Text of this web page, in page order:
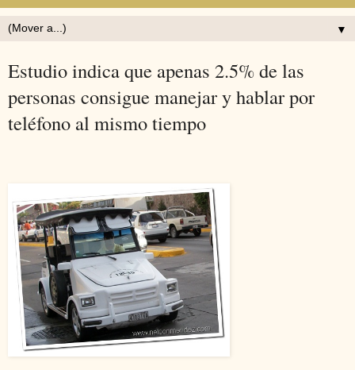
▼
Estudio indica que apenas 2.5% de las
personas consigue manejar y hablar por
teléfono al mismo tiempo